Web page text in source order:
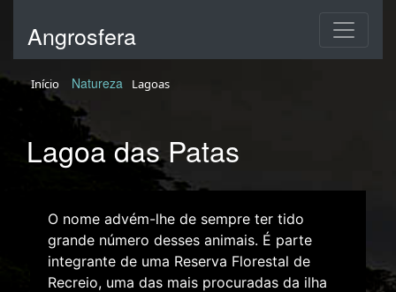
Angrosfera
Início Natureza Lagoas
Lagoa das Patas
O nome advém-lhe de sempre ter tido
grande número desses animais. É parte
integrante de uma Reserva Florestal de
Recreio, uma das mais procuradas da ilha